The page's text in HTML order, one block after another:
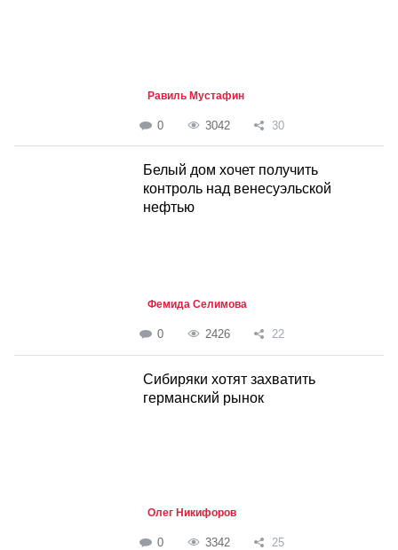
Равиль Мустафин
0 3042 30
Белый дом хочет получить
контроль над венесуэльской
нефтью
Фемида Селимова
0 2426 22
Сибиряки хотят захватить
германский рынок
Олег Никифоров
0 3342 25